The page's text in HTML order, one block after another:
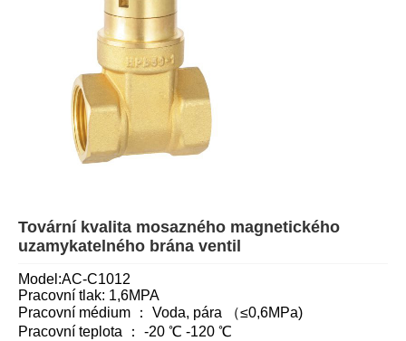
Tovární kvalita mosazného magnetického
uzamykatelného brána ventil
Model:AC-C1012
Pracovní tlak: 1,6MPA
Pracovní médium ： Voda, pára （≤0,6MPa)
Pracovní teplota ： -20 ℃ -120 ℃